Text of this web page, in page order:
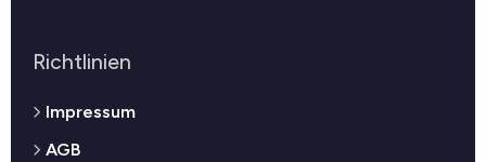
Richtlinien
Impressum
AGB